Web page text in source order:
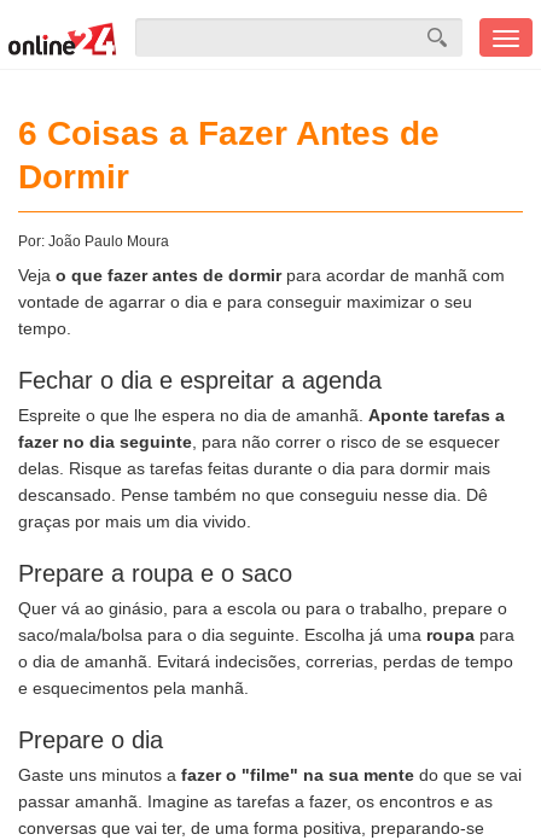
6 Coisas a Fazer Antes de
Dormir
Por: João Paulo Moura
Veja o que fazer antes de dormir para acordar de manhã com
vontade de agarrar o dia e para conseguir maximizar o seu
tempo.
Fechar o dia e espreitar a agenda
Espreite o que lhe espera no dia de amanhã. Aponte tarefas a
fazer no dia seguinte , para não correr o risco de se esquecer
delas. Risque as tarefas feitas durante o dia para dormir mais
descansado. Pense também no que conseguiu nesse dia. Dê
graças por mais um dia vivido.
Prepare a roupa e o saco
Quer vá ao ginásio, para a escola ou para o trabalho, prepare o
saco/mala/bolsa para o dia seguinte. Escolha já uma roupa para
o dia de amanhã. Evitará indecisões, correrias, perdas de tempo
e esquecimentos pela manhã.
Prepare o dia
Gaste uns minutos a fazer o "filme" na sua mente do que se vai
passar amanhã. Imagine as tarefas a fazer, os encontros e as
conversas que vai ter, de uma forma positiva, preparando-se